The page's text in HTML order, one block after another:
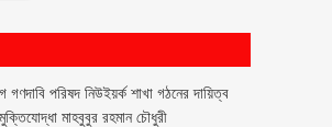
গণদাবি পরিষদ নিউইয়র্ক শাখা গঠনের দায়িত্ব
মাহবুবুর রহমান চৌধুরী